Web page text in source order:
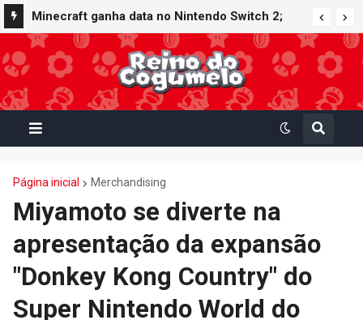
Minecraft ganha data no Nintendo Switch 2;
Super Mario Mash-Up receberá atualização
gráfica exclusiva
Página inicial Merchandising
Miyamoto se diverte na
apresentação da expansão
"Donkey Kong Country" do
Super Nintendo World do